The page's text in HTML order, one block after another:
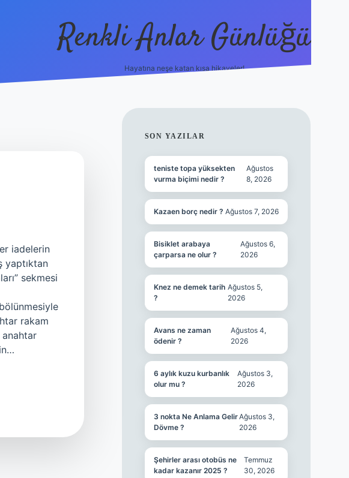
Renkli Anlar Günlüğü
Hayatına neşe katan kısa hikayeler!
iadelerin
yaptıktan
sekmesi
rakam
SIDEBAR
SON YAZILAR
teniste topa yüksekten
vurma biçimi nedir ?
Ağustos
8, 2026
Kazaen borç nedir ? Ağustos 7, 2026
Bisiklet arabaya
çarparsa ne olur ?
Ağustos 6,
2026
Knez ne demek tarih
?
Ağustos 5,
2026
Avans ne zaman
ödenir ?
Ağustos 4,
2026
6 aylık kuzu kurbanlık
olur mu ?
Ağustos 3,
2026
3 nokta Ne Anlama Gelir
Dövme ?
Ağustos 3,
2026
Şehirler arası otobüs ne
kadar kazanır 2025 ?
Temmuz
30, 2026
vdcasino